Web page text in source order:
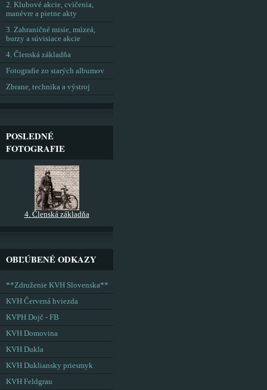
2. Klubové akcie, cvičenia,
manévre a pietne akty
3. Zahraničné misie, múzeá,
burzy a súvisiace akcie
4. Členská základňa
Fotografie zo starých albumov
Zbrane, technika a výstroj
POSLEDNÉ
FOTOGRAFIE
4. Členská základňa
OBĽÚBENÉ ODKAZY
**Združenie KVH Slovenska**
KVH Červená hviezda
KVPH Dojč - FB
KVH Domovina
KVH Dukla
KVH Dukliansky priesmyk
KVH Feldgrau